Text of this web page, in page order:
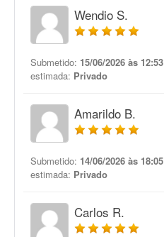
Wendio S.
Submetido: 15/06/2026 às 12:53
estimada: Privado
Amarildo B.
Submetido: 14/06/2026 às 18:05
estimada: Privado
Carlos R.